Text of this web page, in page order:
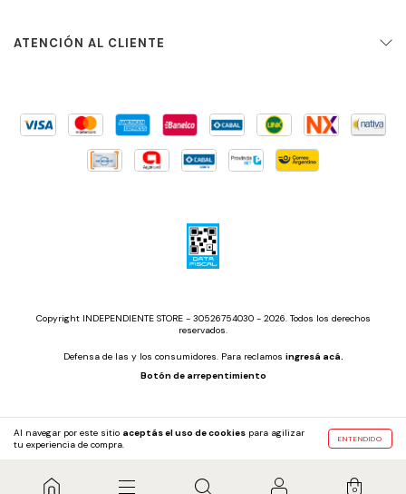
Al navegar por este sitio aceptás el uso de cookies para agilizar
tu experiencia de compra.
ENTENDIDO
0
ATENCIÓN AL CLIENTE
Copyright INDEPENDIENTE STORE - 30526754030 - 2026. Todos los derechos
reservados.
Defensa de las y los consumidores. Para reclamos ingresá acá.
Botón de arrepentimiento